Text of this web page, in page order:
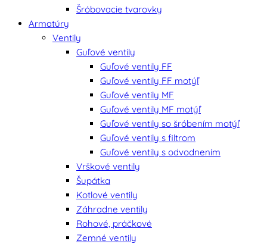
Šróbovacie tvarovky
Armatúry
Ventily
Guľové ventily
Guľové ventily FF
Guľové ventily FF motýľ
Guľové ventily MF
Guľové ventily MF motýľ
Guľové ventily so šróbením motýľ
Guľové ventily s filtrom
Guľové ventily s odvodnením
Vrškové ventily
Šupátka
Kotlové ventily
Záhradne ventily
Rohové, práčkové
Zemné ventily